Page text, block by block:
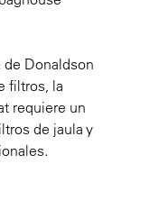
Donaldson
filtros, la
requiere un
de jaula y